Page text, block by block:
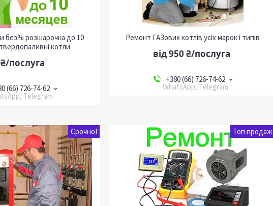
без% розшарочка до 10
котли
послуга
(66) 726-74-62
Telegram
Ремонт ГАЗових котлів усіх марок і типів
від 950 ₴/послуга
+380 (66) 726-74-62
WhatsApp, Telegram
Срочно! Топ продаж